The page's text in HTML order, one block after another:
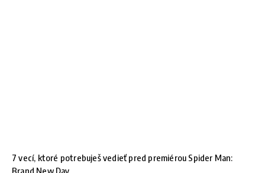
7 vecí, ktoré potrebuješ vedieť pred premiérou Spider Man: